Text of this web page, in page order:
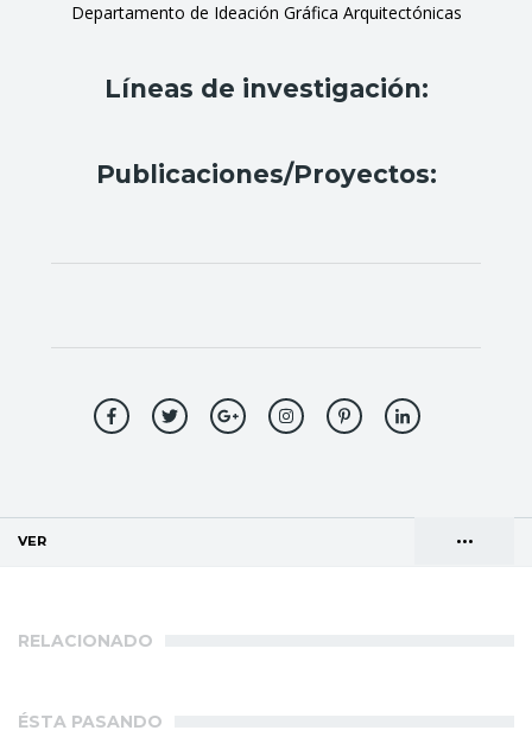
Departamento de Ideación Gráfica Arquitectónicas
Líneas de investigación:
Publicaciones/Proyectos:
•••
VER
RELACIONADO
ÉSTA PASANDO